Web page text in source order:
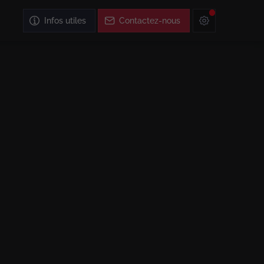
Infos utiles Contactez-nous